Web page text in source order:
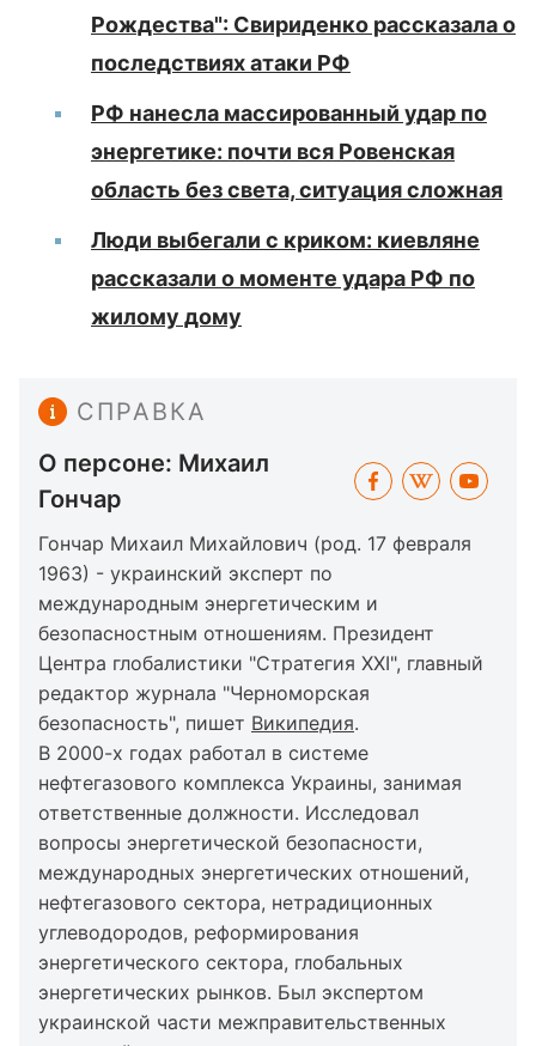
Рождества": Свириденко рассказала о
последствиях атаки РФ
РФ нанесла массированный удар по
энергетике: почти вся Ровенская
область без света, ситуация сложная
Люди выбегали с криком: киевляне
рассказали о моменте удара РФ по
жилому дому
СПРАВКА
О персоне: Михаил
Гончар
Гончар Михаил Михайлович (род. 17 февраля
1963) - украинский эксперт по
международным энергетическим и
безопасностным отношениям. Президент
Центра глобалистики "Стратегия ХХI", главный
редактор журнала "Черноморская
безопасность", пишет Википедия.
В 2000-х годах работал в системе
нефтегазового комплекса Украины, занимая
ответственные должности. Исследовал
вопросы энергетической безопасности,
международных энергетических отношений,
нефтегазового сектора, нетрадиционных
углеводородов, реформирования
энергетического сектора, глобальных
энергетических рынков. Был экспертом
украинской части межправительственных